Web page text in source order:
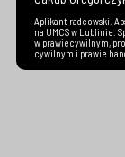
Aplikant radcowski.
na UMCS w Lublinie.
w prawiecywilnym,
cywilnym i prawie